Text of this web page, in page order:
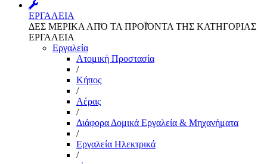
ΕΡΓΑΛΕΙΑ
ΔΕΣ ΜΕΡΙΚΑ ΑΠΌ ΤΑ ΠΡΟΪΌΝΤΑ ΤΗΣ ΚΑΤΗΓΟΡΙΑΣ
ΕΡΓΑΛΕΙΑ
Εργαλεία
Aτομική Προστασία
/
Kήπος
/
Αέρας
/
Διάφορα Δομικά Εργαλεία & Μηχανήματα
/
Εργαλεία Ηλεκτρικά
/